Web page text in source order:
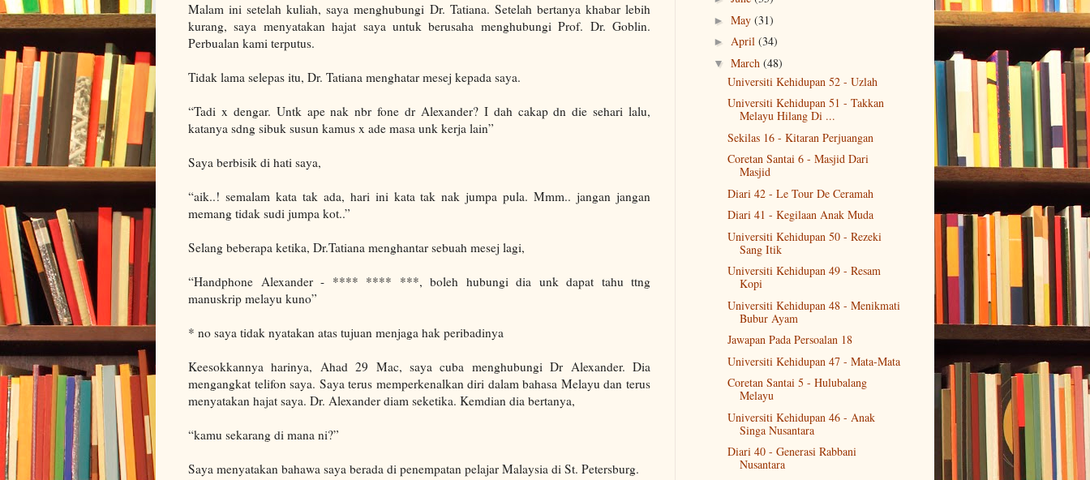
Malam ini setelah kuliah, saya menghubungi Dr. Tatiana. Setelah bertanya khabar lebih
kurang, saya menyatakan hajat saya untuk berusaha menghubungi Prof. Dr. Goblin.
Perbualan kami terputus.
Tidak lama selepas itu, Dr. Tatiana menghatar mesej kepada saya.
“Tadi x dengar. Untk ape nak nbr fone dr Alexander? I dah cakap dn die sehari lalu,
katanya sdng sibuk susun kamus x ade masa unk kerja lain”
Saya berbisik di hati saya,
“aik..! semalam kata tak ada, hari ini kata tak nak jumpa pula. Mmm.. jangan jangan
memang tidak sudi jumpa kot..”
Selang beberapa ketika, Dr.Tatiana menghantar sebuah mesej lagi,
“Handphone Alexander - **** **** ***, boleh hubungi dia unk dapat tahu ttng
manuskrip melayu kuno”
* no saya tidak nyatakan atas tujuan menjaga hak peribadinya
Keesokkannya harinya, Ahad 29 Mac, sayacuba menghubungi Dr Alexander. Dia
mengangkat telifon saya. Saya terus memperkenalkan diri dalam bahasa Melayu dan terus
menyatakan hajat saya. Dr. Alexander diam seketika. Kemdian dia bertanya,
“kamu sekarang di mana ni?”
Saya menyatakan bahawa saya berada di penempatan pelajar Malaysia di St. Petersburg.
► May (31)
► April (34)
▼ March (48)
Universiti Kehidupan 52 - Uzlah
Universiti Kehidupan 51 - Takkan
Melayu Hilang Di ...
Sekilas 16 - Kitaran Perjuangan
Coretan Santai 6 - Masjid Dari
Masjid
Diari 42 - Le Tour De Ceramah
Diari 41 - Kegilaan Anak Muda
Universiti Kehidupan 50 - Rezeki
Sang Itik
Universiti Kehidupan 49 - Resam
Kopi
Universiti Kehidupan 48 - Menikmati
Bubur Ayam
Jawapan Pada Persoalan 18
Universiti Kehidupan 47 - Mata-Mata
Coretan Santai 5 - Hulubalang
Melayu
Universiti Kehidupan 46 - Anak
Singa Nusantara
Diari 40 - Generasi Rabbani
Nusantara